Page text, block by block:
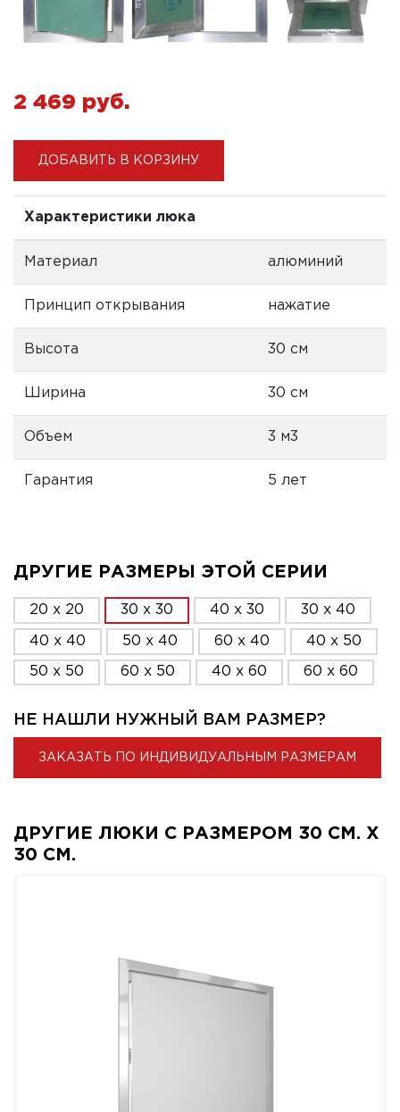
2 469 pуб.
ДОБАВИТЬ В КОРЗИНУ
Характеристики люка
Материал алюминий
Принцип открывания нажатие
Высота 30 см
Ширина 30 см
Объем 3 м3
Гарантия 5 лет
ДРУГИЕ РАЗМЕРЫ ЭТОЙ СЕРИИ
20 x 20 30 x 30 40 x 30 30 x 40
40 x 40 50 x 40 60 x 40 40 x 50
50 x 50 60 x 50 40 x 60 60 x 60
НЕ НАШЛИ НУЖНЫЙ ВАМ РАЗМЕР?
ЗАКАЗАТЬ ПО ИНДИВИДУАЛЬНЫМ РАЗМЕРАМ
ДРУГИЕ ЛЮКИ С РАЗМЕРОМ 30 СМ. X
30 СМ.